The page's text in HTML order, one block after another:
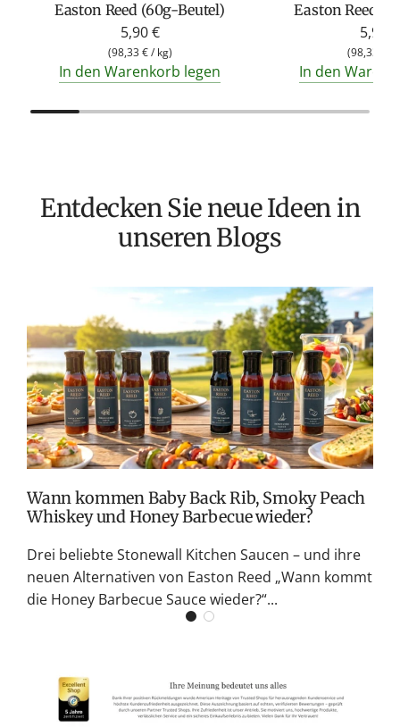
Easton Reed (60g-Beutel)
5,90 €
(98,33 €/ kg)
In den Warenkorb legen
Easton Reed
5,90 €
(98,33 €
In den
Entdecken Sie neue Ideen in
unseren Blogs
Wann kommen Baby Back Rib, Smoky Peach
Whiskey und Honey Barbecue wieder?
Drei beliebte Stonewall Kitchen Saucen – und ihre
neuen Alternativen von Easton Reed „Wann kommt
die Honey Barbecue Sauce wieder?“...